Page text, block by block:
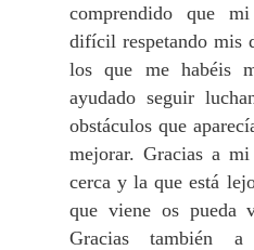
comprendido que
difícil respetando mis
los que me habéis
ayudado seguir
obstáculos que
mejorar. Gracias a
cerca y la que está
que viene os pueda
Gracias también